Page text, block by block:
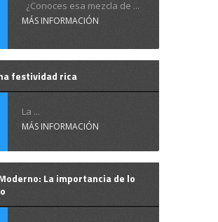
¿Conoces esa mezcla de ...
MÁS INFORMACIÓN
festividad rica
La ...
MÁS INFORMACIÓN
La importancia de lo